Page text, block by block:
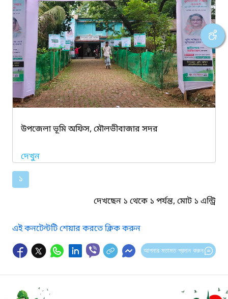
উপজেলা ভূমি অফিস, মৌলভীবাজার সদর
দেখুন
১
দেখছেন ১ থেকে ১ পর্যন্ত, মোট ১ এন্ট্রি
এই কনটেন্টটি শেয়ার করতে ক্লিক করুন
আপনার মতামত প্রদান করুন